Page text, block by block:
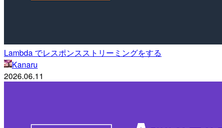
Lambda でレスポンスストリーミングをする
Kanaru
2026.06.11